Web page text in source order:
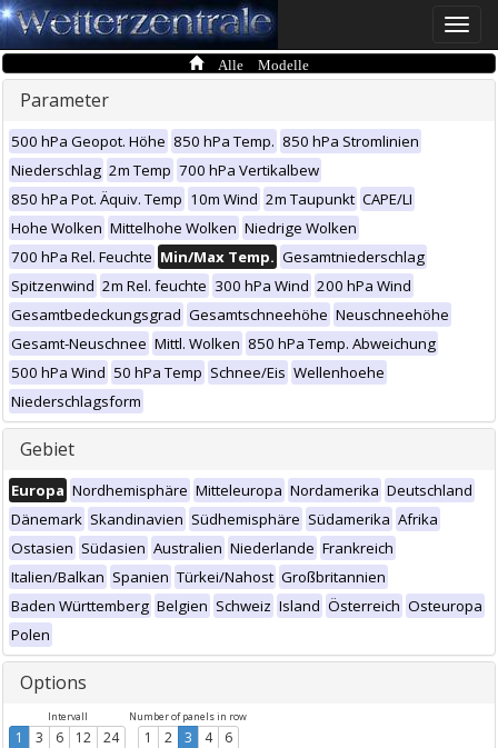
Toggle
Alle Modelle
Parameter
500 hPa Geopot. Höhe 850 hPa Temp. 850 hPa Stromlinien
Niederschlag 2m Temp 700 hPa Vertikalbew
850 hPa Pot. Äquiv. Temp 10m Wind 2m Taupunkt CAPE/LI
Hohe Wolken Mittelhohe Wolken Niedrige Wolken
700 hPa Rel. Feuchte Min/Max Temp. Gesamtniederschlag
Spitzenwind 2m Rel. feuchte 300 hPa Wind 200 hPa Wind
Gesamtbedeckungsgrad Gesamtschneehöhe Neuschneehöhe
Gesamt-Neuschnee Mittl. Wolken 850 hPa Temp. Abweichung
500 hPa Wind 50 hPa Temp Schnee/Eis Wellenhoehe
Niederschlagsform
Gebiet
Europa Nordhemisphäre Mitteleuropa Nordamerika Deutschland
Dänemark Skandinavien Südhemisphäre Südamerika Afrika
Ostasien Südasien Australien Niederlande Frankreich
Italien/Balkan Spanien Türkei/Nahost Großbritannien
Baden Württemberg Belgien Schweiz Island Österreich Osteuropa
Polen
Options
Intervall
1 3 6 12 24
Number of panels in row
1 2 3 4 6